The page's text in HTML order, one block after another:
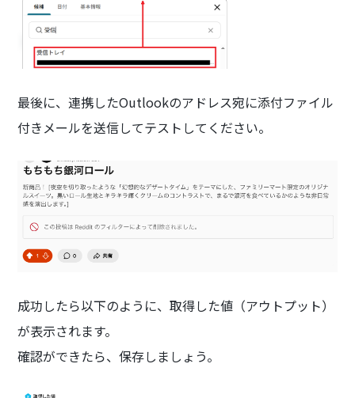
最後に、連携したOutlookのアドレス宛に添付ファイル
付きメールを送信してテストしてください。
成功したら以下のように、取得した値（アウトプット）
が表示されます。
確認ができたら、保存しましょう。